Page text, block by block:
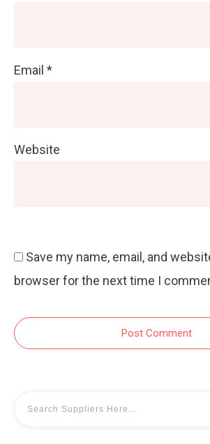
Email *
Website
Save my name, email, and
browser for the next time I
Post Comment